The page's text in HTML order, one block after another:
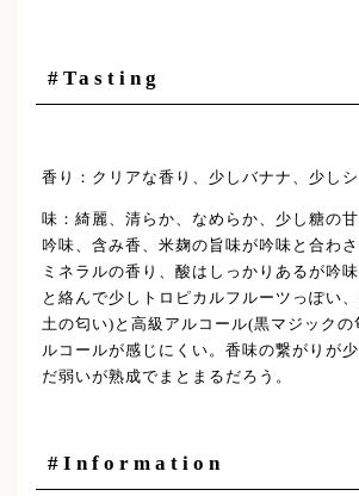
#Tasting
香り：クリアな香り、少しバナナ、少し
味：綺麗、清らか、なめらか、少し糖の甘
吟味、含み香、米麹の旨味が吟味と合わ
ミネラルの香り、酸はしっかりあるが吟
と絡んで少しトロピカルフルーツっぽい
土の匂い)と高級アルコール(黒マジックの
ルコールが感じにくい。香味の繋がりが
だ弱いが熟成でまとまるだろう。
#Information